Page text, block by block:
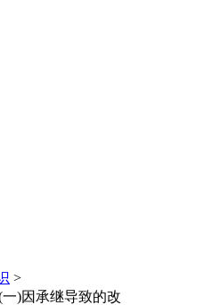
>
)因承继导致的改